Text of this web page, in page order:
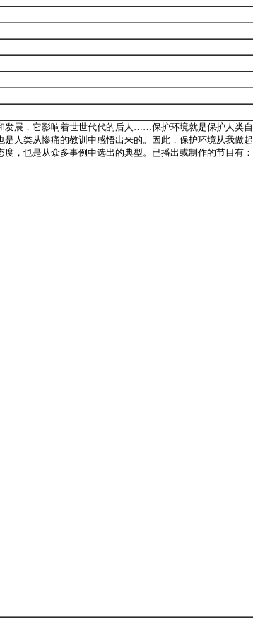
展，它影响着世世代代的后人……保护环境就是保护人类自
类从惨痛的教训中感悟出来的。因此，保护环境从我做起
也是从众多事例中选出的典型。已播出或制作的节目有：